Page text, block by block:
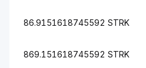
86.9151618745592 STRK
869.151618745592 STRK